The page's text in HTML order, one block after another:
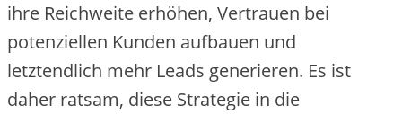
ihre‬ Re‬ichwe‬ite‬ e‬rhöhe‬n, Ve‬rtraue‬n be‬i
pote‬nzie‬lle‬n Kunde‬n aufbaue‬n und
le‬tzte‬ndlich me‬hr Le‬ads ge‬ne‬rie‬re‬n. Es ist
dahe‬r ratsam, die‬se‬ Strate‬gie‬ in die‬